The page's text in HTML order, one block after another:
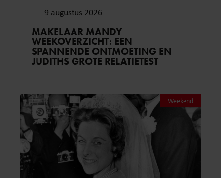
9 augustus 2026
MAKELAAR MANDY
WEEKOVERZICHT: EEN
SPANNENDE ONTMOETING EN
JUDITHS GROTE RELATIETEST
Weekend